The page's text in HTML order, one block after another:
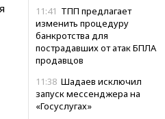
11:41 ТПП предлагает
изменить процедуру
банкротства для
пострадавших от атак БПЛА
продавцов
11:38 Шадаев исключил
запуск мессенджера на
«Госуслугах»